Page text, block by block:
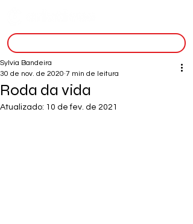
Roda da vida
Sylvia Bandeira
30 de nov. de 2020 7 min de leitura
Atualizado: 10 de fev. de 2021